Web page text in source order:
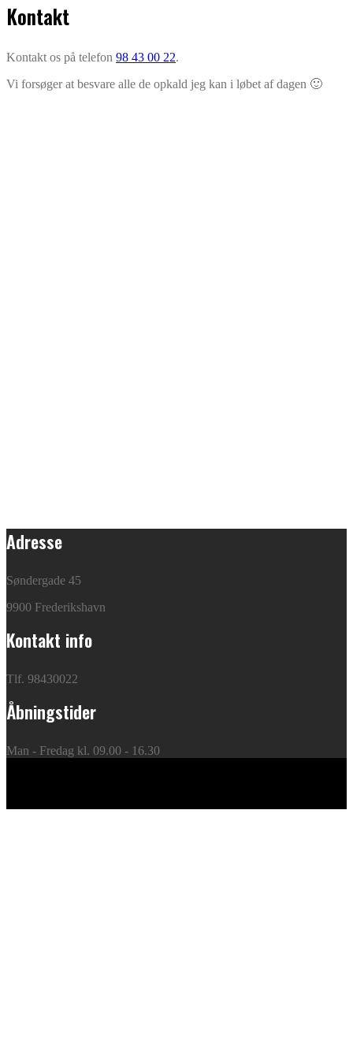
Kontakt
Kontakt os på telefon 98 43 00 22.
Vi forsøger at besvare alle de opkald jeg kan i løbet af dagen 🙂
Adresse
Søndergade 45
9900 Frederikshavn
Kontakt info
Tlf. 98430022
Åbningstider
Man - Fredag kl. 09.00 - 16.30